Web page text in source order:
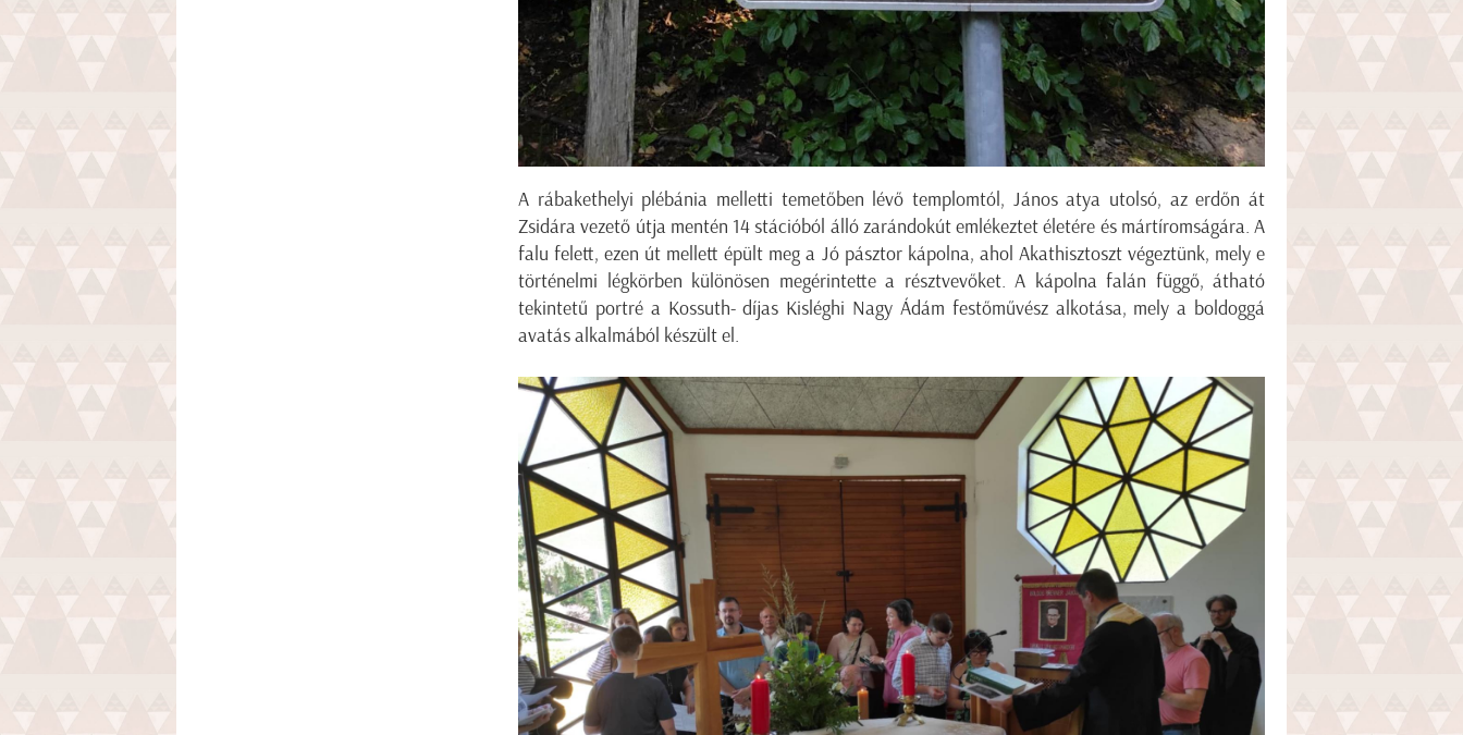
A rábakethelyi plébánia melletti temetőben lévő templomtól, János atya utolsó, az erdőn át
Zsidára vezető útja mentén 14 stációból álló zarándokút emlékeztet életére és mártíromságára. A
falu felett, ezen út mellett épült meg a Jó pásztor kápolna, ahol Akathisztoszt végeztünk, mely e
történelmi légkörben különösen megérintette a résztvevőket. A kápolna falán függő, átható
tekintetű portré a Kossuth- díjas Kisléghi Nagy Ádám festőművész alkotása, mely a boldoggá
avatás alkalmából készült el.